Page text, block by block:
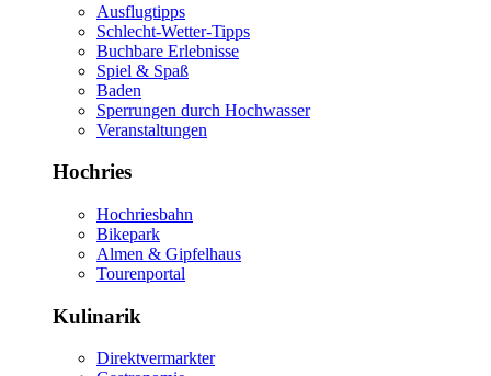
Ausflugtipps
Schlecht-Wetter-Tipps
Buchbare Erlebnisse
Spiel & Spaß
Baden
Sperrungen durch Hochwasser
Veranstaltungen
Hochries
Hochriesbahn
Bikepark
Almen & Gipfelhaus
Tourenportal
Kulinarik
Direktvermarkter